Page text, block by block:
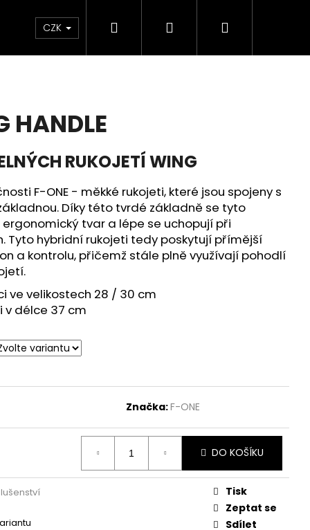
CZK Hledat PřihlášeníNákupní
HANDLE
RUKOJETÍ WING
F-ONE - měkké rukojeti, které jsou spojeny s
Díky této tvrdé základně se tyto
tvar a lépe se uchopují při
Tyto hybridní rukojeti tedy poskytují přímější
a kontrolu, přičemž stále plně využívají pohodlí
ve velikostech 28 / 30 cm
v délce 37 cm
Značka:F-ONE
DO KOŠÍKU
Tisk
Zeptat se
Sdílet